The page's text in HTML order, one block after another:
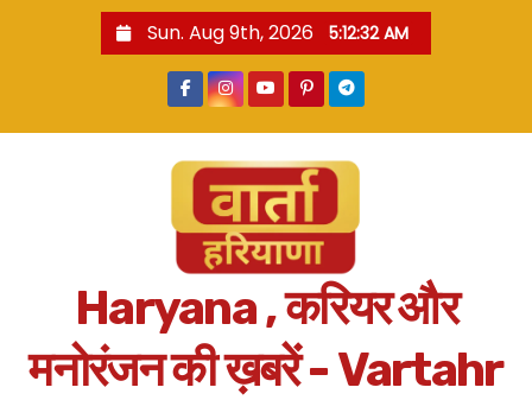
Sun. Aug 9th, 2026 5:12:33 AM
Haryana , करियर और
मनोरंजन की ख़बरें - Vartahr